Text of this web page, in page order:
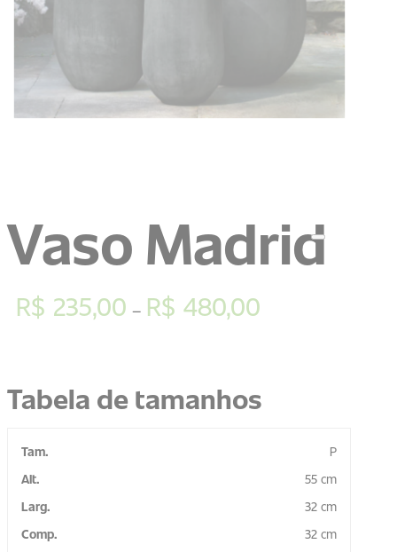
Vaso Madrid
R$ 235,00 – R$ 480,00
Tabela de tamanhos
P
55 cm
32 cm
32 cm